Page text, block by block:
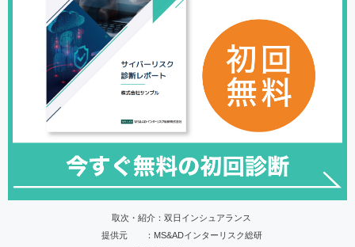
取次・紹介：双日インシュアランス
提供元 ：MS&ADインターリスク総研